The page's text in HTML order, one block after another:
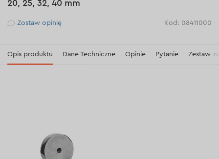
20, 25, 32, 40 mm
Рейтинг
Zostaw opinię Kod: 08411000
Opis produktu Dane Techniczne Opinie Pytanie Zestaw